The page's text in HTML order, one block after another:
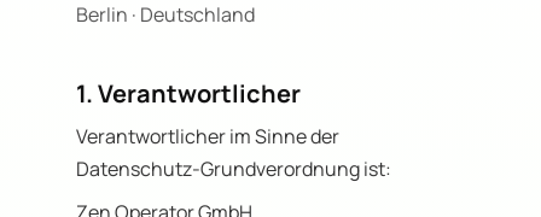
Berlin · Deutschland
1. Verantwortlicher
Verantwortlicher im Sinne der
Datenschutz-Grundverordnung ist: